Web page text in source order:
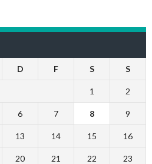
D F S S
1 2
6 7 8 9
13 14 15 16
20 21 22 23